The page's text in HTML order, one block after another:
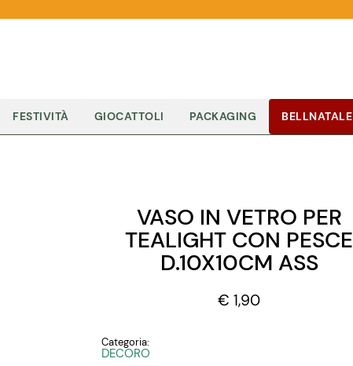
FESTIVITÀ GIOCATTOLI PACKAGING BELLNATALE
VASO IN VETRO PER
TEALIGHT CON PESCE
D.10X10CM ASS
€ 1,90
Categoria:
DECORO